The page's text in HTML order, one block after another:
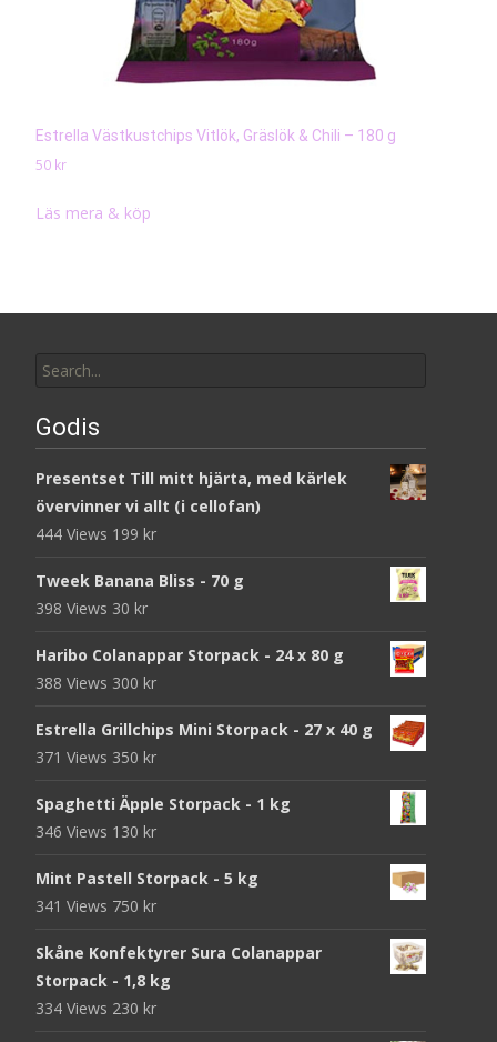
Estrella Västkustchips Vitlök, Gräslök & Chili – 180 g
50 kr
Läs mera & köp
for:
Godis
Presentset Till mitt hjärta, med kärlek
övervinner vi allt (i cellofan)
444 Views 199 kr
Tweek Banana Bliss - 70 g
398 Views 30 kr
Haribo Colanappar Storpack - 24 x 80 g
388 Views 300 kr
Estrella Grillchips Mini Storpack - 27 x 40 g
371 Views 350 kr
Spaghetti Äpple Storpack - 1 kg
346 Views 130 kr
Mint Pastell Storpack - 5 kg
341 Views 750 kr
Skåne Konfektyrer Sura Colanappar
Storpack - 1,8 kg
334 Views 230 kr